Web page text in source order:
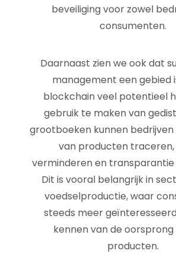
beveiliging voor zowel
consumenten.
Daarnaast zien we ook dat
management een gebied
blockchain veel potentieel
gebruik te maken van
grootboeken kunnen
van producten
verminderen en
Dit is vooral belangrijk in
voedselproductie, waar
steeds meer
kennen van de oorsprong
producten.